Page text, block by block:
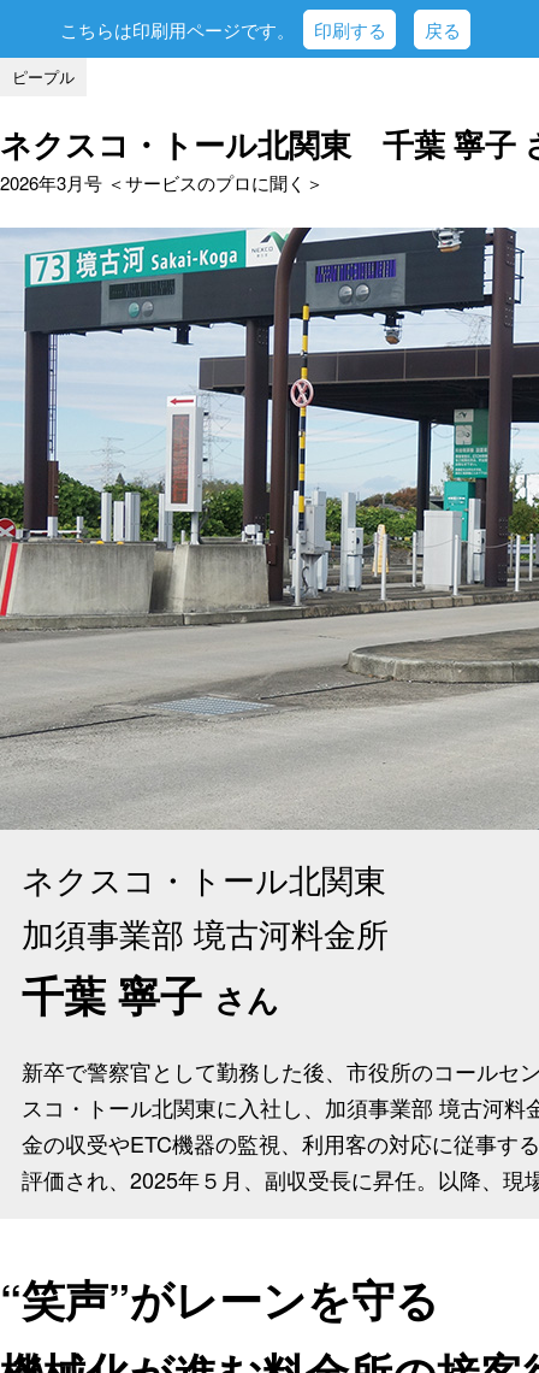
こちらは印刷用ページです。 印刷する 戻る
ピープル
ネクスコ・トール北関東 千葉 寧子
2026年3月号 ＜サービスのプロに聞く＞
ネクスコ・トール北関東
加須事業部 境古河料金所
千葉 寧子 さん
新卒で警察官として勤務した後、市役所のコールセ
スコ・トール北関東に入社し、加須事業部 境古河
金の収受やETC機器の監視、利用客の対応に従事す
評価され、2025年５月、副収受長に昇任。以降、
“笑声”がレーンを守る